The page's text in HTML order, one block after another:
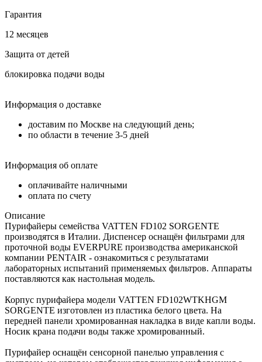
Гарантия
12 месяцев
Защита от детей
блокировка подачи воды
Информация о доставке
доставим по Москве на следующий день;
по области в течение 3-5 дней
Информация об оплате
оплачивайте наличными
оплата по счету
Описание
Пурифайеры семейства VATTEN FD102 SORGENTE
производятся в Италии. Диспенсер оснащён фильтрами для
проточной воды EVERPURE производства американской
компании PENTAIR - ознакомиться с результатами
лабораторных испытаний применяемых фильтров. Аппараты
поставляются как настольная модель.
Корпус пурифайера модели VATTEN FD102WTKHGM
SORGENTE изготовлен из пластика белого цвета. На
передней панели хромированная накладка в виде капли воды.
Носик крана подачи воды также хромированный.
Пурифайер оснащён сенсорной панелью управления с